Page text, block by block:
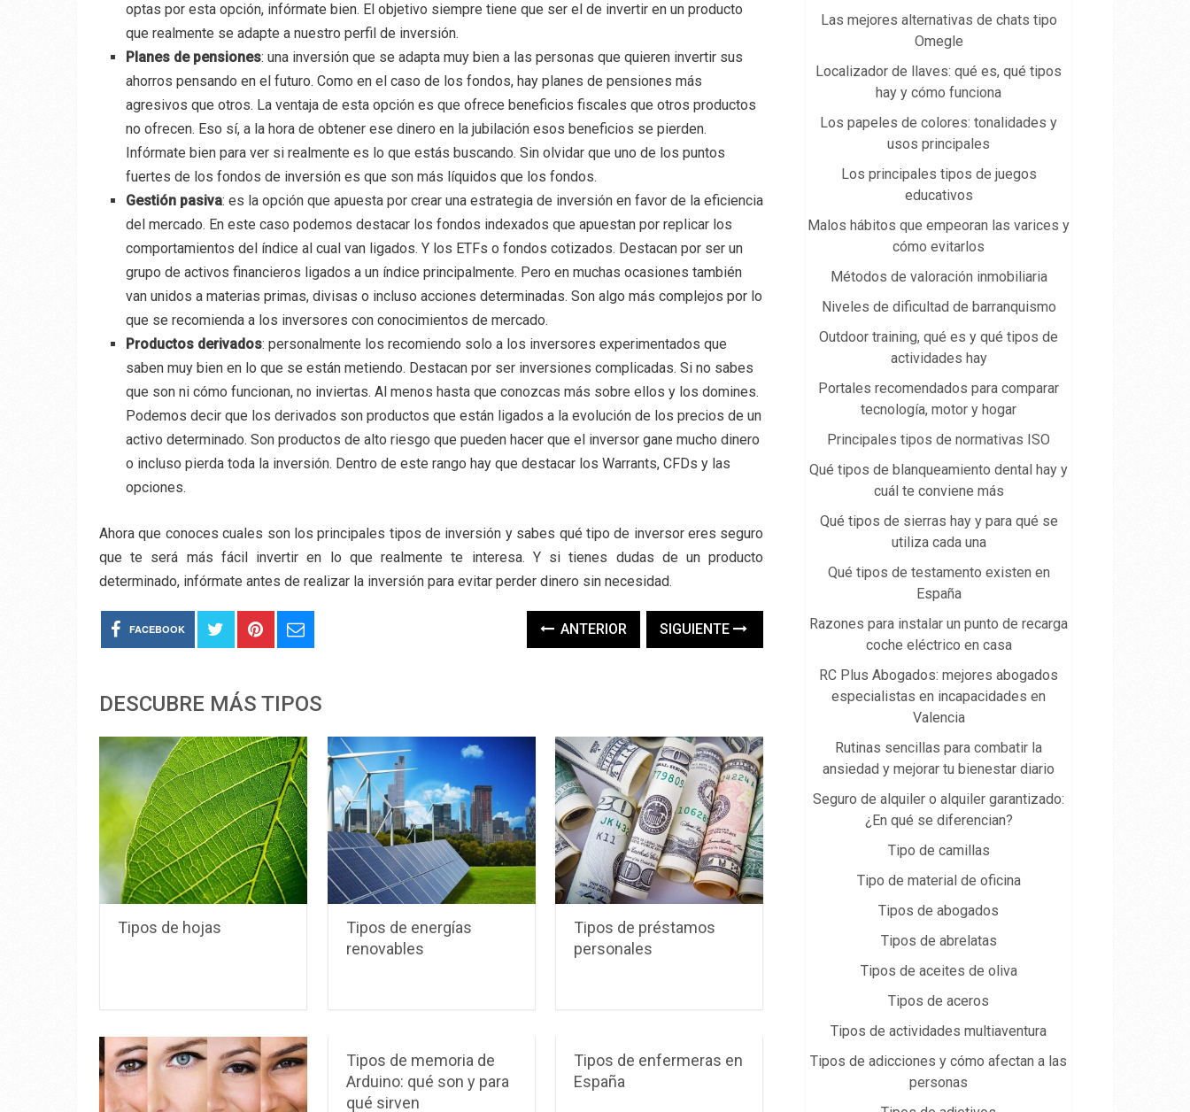
optas por esta opción, infórmate bien. El objetivo siempre tiene que ser el de invertir en un producto
que realmente se adapte a nuestro perfil de inversión.
Planes de pensiones: una inversión que se adapta muy bien a las personas que quieren invertir sus
ahorros pensando en el futuro. Como en el caso de los fondos, hay planes de pensiones más
agresivos que otros. La ventaja de esta opción es que ofrece beneficios fiscales que otros productos
no ofrecen. Eso sí, a la hora de obtener ese dinero en la jubilación esos beneficios se pierden.
Infórmate bien para ver si realmente es lo que estás buscando. Sin olvidar que uno de los puntos
fuertes de los fondos de inversión es que son más líquidos que los fondos.
Gestión pasiva: es la opción que apuesta por crear una estrategia de inversión en favor de la eficiencia
del mercado. En este caso podemos destacar los fondos indexados que apuestan por replicar los
comportamientos del índice al cual van ligados. Y los ETFs o fondos cotizados. Destacan por ser un
grupo de activos financieros ligados a un índice principalmente. Pero en muchas ocasiones también
van unidos a materias primas, divisas o incluso acciones determinadas. Son algo más complejos por lo
que se recomienda a los inversores con conocimientos de mercado.
Productos derivados: personalmente los recomiendo solo a los inversores experimentados que
saben muy bien en lo que se están metiendo. Destacan por ser inversiones complicadas. Si no sabes
que son ni cómo funcionan, no inviertas. Al menos hasta que conozcas más sobre ellos y los domines.
Podemos decir que los derivados son productos que están ligados a la evolución de los precios de un
activo determinado. Son productos de alto riesgo que pueden hacer que el inversor gane mucho dinero
o incluso pierda toda la inversión. Dentro de este rango hay que destacar los Warrants, CFDs y las
opciones.
Ahora que conoces cuales son los principales tipos de inversión y sabes qué tipo de inversor eres seguro
que te será más fácil invertir en lo que realmente te interesa. Y si tienes dudas de un producto
determinado, infórmate antes de realizar la inversión para evitar perder dinero sin necesidad.
FACEBOOK ANTERIOR SIGUIENTE
DESCUBRE MÁS TIPOS
Tipos de hojas
Tipos de energías
renovables
Tipos de préstamos
personales
Tipos de memoria de
Arduino: qué son y para
qué sirven
Tipos de enfermeras en
España
Las mejores alternativas de chats tipo
Omegle
Localizador de llaves: qué es, qué tipos
hay y cómo funciona
Los papeles de colores: tonalidades y
usos principales
Los principales tipos de juegos
educativos
Malos hábitos que empeoran las varices y
cómo evitarlos
Métodos de valoración inmobiliaria
Niveles de dificultad de barranquismo
Outdoor training, qué es y qué tipos de
actividades hay
Portales recomendados para comparar
tecnología, motor y hogar
Principales tipos de normativas ISO
Qué tipos de blanqueamiento dental hay y
cuál te conviene más
Qué tipos de sierras hay y para qué se
utiliza cada una
Qué tipos de testamento existen en
España
Razones para instalar un punto de recarga
coche eléctrico en casa
RC Plus Abogados: mejores abogados
especialistas en incapacidades en
Valencia
Rutinas sencillas para combatir la
ansiedad y mejorar tu bienestar diario
Seguro de alquiler o alquiler garantizado:
¿En qué se diferencian?
Tipo de camillas
Tipo de material de oficina
Tipos de abogados
Tipos de abrelatas
Tipos de aceites de oliva
Tipos de aceros
Tipos de actividades multiaventura
Tipos de adicciones y cómo afectan a las
personas